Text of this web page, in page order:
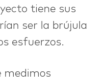
tiene sus
ser la brújula
esfuerzos.
medimos